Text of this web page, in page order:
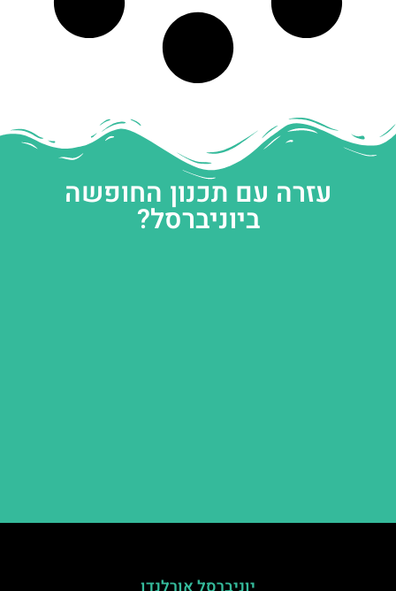
עזרה עם תכנון החופשה
ביוניברסל?